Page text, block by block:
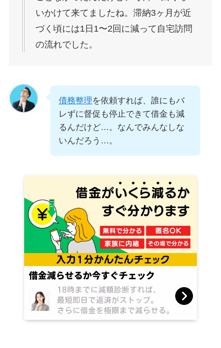
いかけて来てましたね。滞納3ヶ月が近
づく頃には1日1〜2回に減って自宅訪問
の流れでした。
債務整理を依頼すれば、誰にもバ
レずに督促も停止できて借金も減
るんだけど…。なんでみんなしな
いんだろう…。